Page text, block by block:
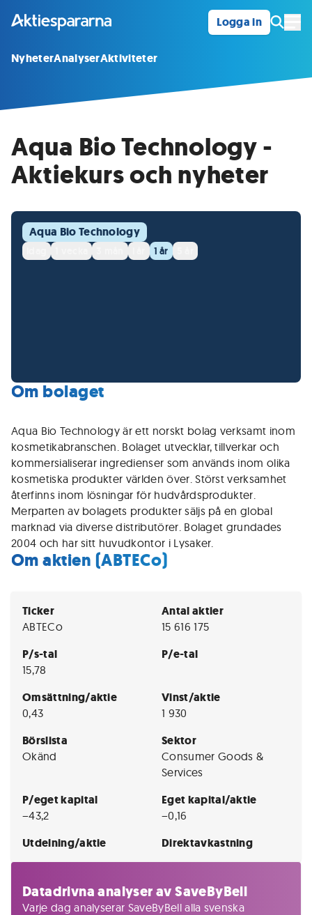
Logga in
NyheterAnalyserAktiviteter
Aqua Bio Technology -
Aktiekurs och nyheter
Aqua Bio Technology
1 år
Om bolaget
Aqua Bio Technology är ett norskt bolag verksamt inom
kosmetikabranschen. Bolaget utvecklar, tillverkar och
kommersialiserar ingredienser som används inom olika
kosmetiska produkter världen över. Störst verksamhet
återfinns inom lösningar för hudvårdsprodukter.
Merparten av bolagets produkter säljs på en global
marknad via diverse distributörer. Bolaget grundades
2004 och har sitt huvudkontor i Lysaker.
Om aktien (ABTECo)
Ticker
ABTECo
Antal aktier
15 616 175
P/s-tal
15,78
P/e-tal
Omsättning/aktie
0,43
Vinst/aktie
1 930
Börslista
Okänd
Sektor
Consumer Goods &
Services
P/eget kapital
−43,2
Eget kapital/aktie
−0,16
Utdelning/aktie Direktavkastning
Datadrivna analyser av SaveByBell
Varje dag analyserar SaveByBell alla svenska